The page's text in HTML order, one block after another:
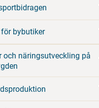
bybutiker
och näringsutveckling på